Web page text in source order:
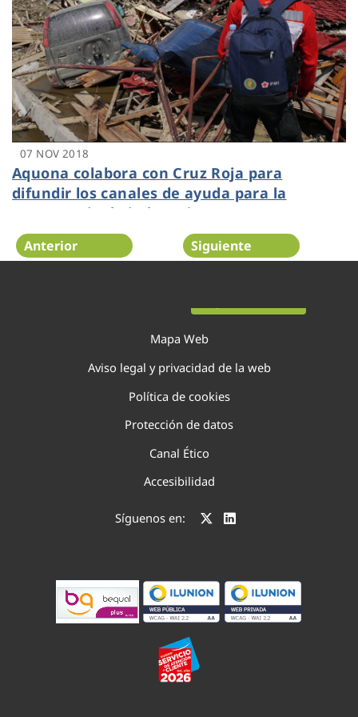
07 NOV 2018
Aquona colabora con Cruz Roja para
difundir los canales de ayuda para la
emergencia de indonesia
Anterior Siguiente
Mapa Web
Aviso legal y privacidad de la web
Política de cookies
Protección de datos
Canal Ético
Accesibilidad
Síguenos en: